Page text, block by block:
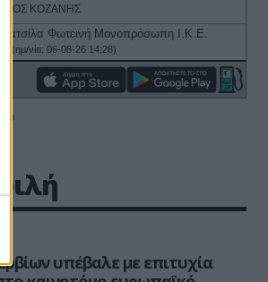
υπέβαλε με επιτυχία